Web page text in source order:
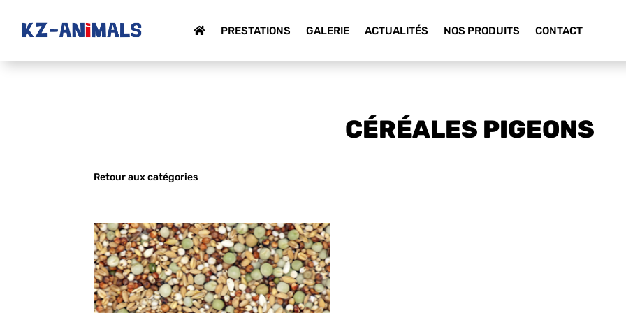
PRESTATIONS GALERIE ACTUALITÉS NOS PRODUITS CONTACT
CÉRÉALES PIGEONS
Retour aux catégories